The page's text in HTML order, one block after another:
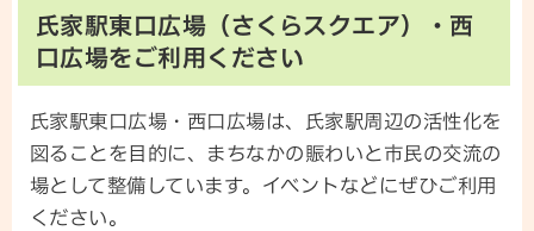
氏家駅東口広場（さくらスクエア）・西
口広場をご利用ください
氏家駅東口広場・西口広場は、氏家駅周辺の活性化を
図ることを目的に、まちなかの賑わいと市民の交流の
場として整備しています。イベントなどにぜひご利用
ください。